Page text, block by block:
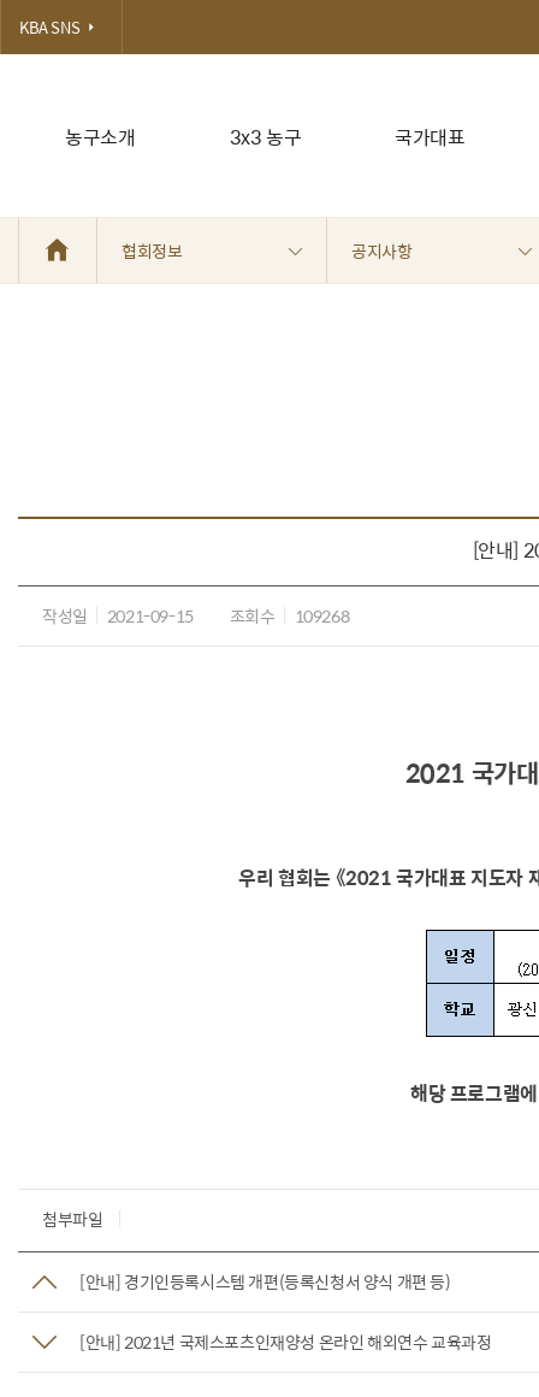
농구소개 3x3 농구 국가대표
KBA SNS
협회정보 공지사항
[안내]
작성일 2021-09-15 조회수 109268
2021 국가대
우리 협회는 《2021 국가대표 지도자
해당 프로그램
첨부파일
[안내] 경기인등록시스템 개편(등록신청서 양식 개편 등)
[안내] 2021년 국제스포츠인재양성 온라인 해외연수 교육과정